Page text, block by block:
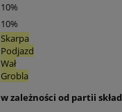
10%
10%
Skarpa
Podjazd
Wał
Grobla
w zależności od partii